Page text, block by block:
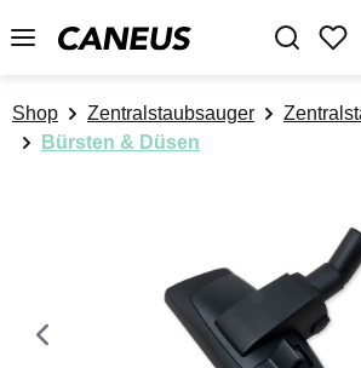
Zum Hauptinhalt springen
Shop Zentralstaubsauger
Bürsten & Düsen